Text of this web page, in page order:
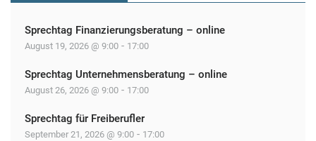
Sprechtag Finanzierungsberatung – online
August 19, 2026 @ 9:00 - 17:00
Sprechtag Unternehmensberatung – online
August 26, 2026 @ 9:00 - 17:00
Sprechtag für Freiberufler
September 21, 2026 @ 9:00 - 17:00